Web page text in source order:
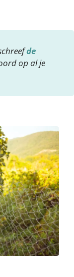
de
op al je